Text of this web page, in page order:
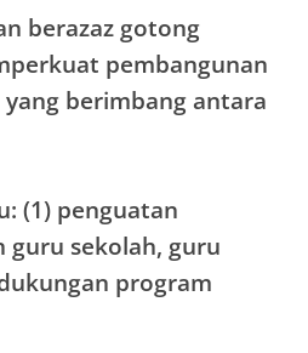
berazaz gotong
pembangunan
berimbang antara
(1) penguatan
guru sekolah, guru
program